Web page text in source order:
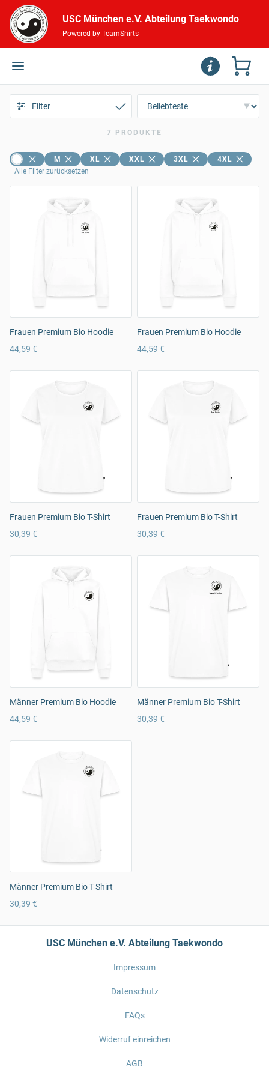
USC München e.V. Abteilung Taekwondo
Powered by TeamShirts
Filter
7 PRODUKTE
M XL XXL 3XL
4XL
Alle Filter zurücksetzen
Frauen Premium Bio Hoodie
44,59 €
Frauen Premium Bio Hoodie
44,59 €
Frauen Premium Bio T-Shirt
30,39 €
Frauen Premium Bio T-Shirt
30,39 €
Männer Premium Bio Hoodie
44,59 €
Männer Premium Bio T-Shirt
30,39 €
Männer Premium Bio T-Shirt
30,39 €
USC München e.V. Abteilung Taekwondo
Impressum
Datenschutz
FAQs
Widerruf einreichen
AGB